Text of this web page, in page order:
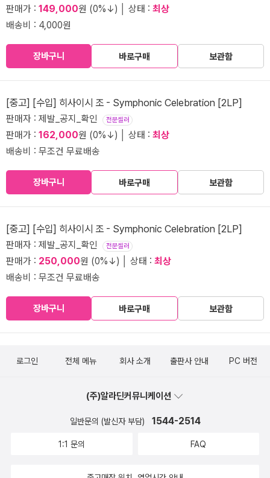
판매가 : 149,000원 (0%↓) │ 상태 : 최상
배송비 : 4,000원
장바구니 바로구매 보관함
[중고] [수입] 히사이시 조 - Symphonic Celebration [2LP]
판매자 : 제발_공지_확인 전문셀러
판매가 : 162,000원 (0%↓) │ 상태 : 최상
배송비 : 무조건 무료배송
장바구니 바로구매 보관함
[중고] [수입] 히사이시 조 - Symphonic Celebration [2LP]
판매자 : 제발_공지_확인 전문셀러
판매가 : 250,000원 (0%↓) │ 상태 : 최상
배송비 : 무조건 무료배송
장바구니 바로구매 보관함
로그인 전체 메뉴 회사 소개 출판사 안내 PC 버전
(주)알라딘커뮤니케이션
일반문의 (발신자 부담) 1544-2514
1:1 문의 FAQ